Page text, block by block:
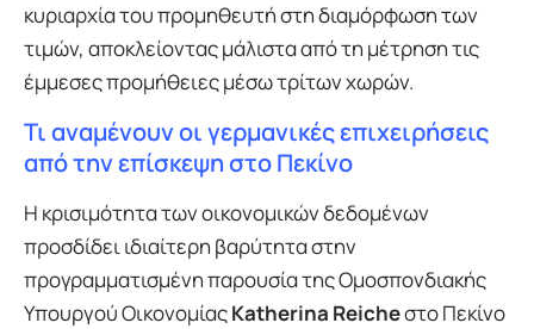
κυριαρχία του προμηθευτή στη διαμόρφωση των
τιμών, αποκλείοντας μάλιστα από τη μέτρηση τις
έμμεσες προμήθειες μέσω τρίτων χωρών.
Τι αναμένουν οι γερμανικές επιχειρήσεις
από την επίσκεψη στο Πεκίνο
Η κρισιμότητα των οικονομικών δεδομένων
προσδίδει ιδιαίτερη βαρύτητα στην
προγραμματισμένη παρουσία της Ομοσπονδιακής
Υπουργού ΟικονομίαςKatherina Reicheστο Πεκίνο